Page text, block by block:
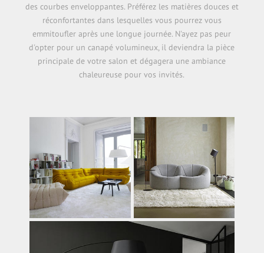
des courbes enveloppantes. Préférez les matières douces et
réconfortantes dans lesquelles vous pourrez vous
emmitoufler après une longue journée. N'ayez pas peur
d'opter pour un canapé volumineux, il deviendra la pièce
principale de votre salon et dégagera une ambiance
chaleureuse pour vos invités.